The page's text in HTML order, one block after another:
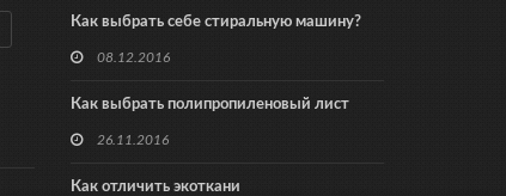
Как выбрать себе стиральную машину?
08.12.2016
Как выбрать полипропиленовый лист
26.11.2016
Как отличить экоткани